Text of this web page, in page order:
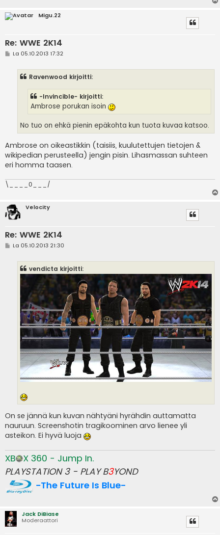
Migu.22
Re: WWE 2K14
VLa 05.10.2013 17:32
Ravenwood kirjoitti:
-Invincible- kirjoitti:
Ambrose porukan isoin
No tuo on ehkä pienin epäkohta kun tuota kuvaa katsoo.
Ambrose on oikeastikkin (taisiis, kuulutettujen tietojen &
wikipedian perusteella) jengin pisin. Lihasmassan suhteen
eri homma taasen.
\____0___/
Velocity
Re: WWE 2K14
VLa 05.10.2013 21:30
vendicta kirjoitti:
On se jännä kun kuvan nähtyäni hyrähdin auttamatta
nauruun. Screenshotin tragikoominen arvo lienee yli
asteikon. Ei hyvä luoja
XB
X 360 - Jump In.
PLAYSTATION 3 - PLAY B3YOND
-The Future Is Blue-
Jack DiBiase
Moderaattori